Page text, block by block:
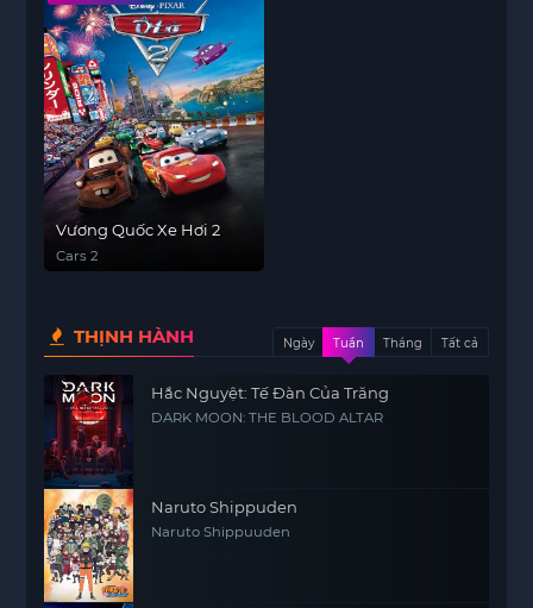
Vương Quốc Xe Hơi 2
Cars 2
THỊNH HÀNH Ngày Tuần Tháng Tất cả
Hắc Nguyệt: Tế Đàn Của Trăng
DARK MOON: THE BLOOD ALTAR
Naruto Shippuden
Naruto Shippuuden